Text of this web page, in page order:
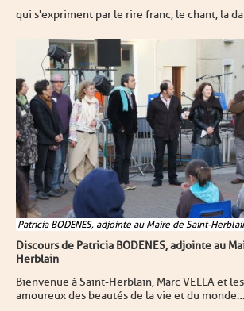
qui s'expriment par le rire franc, le chant, la
Patricia BODENES, adjointe au Maire de Saint-
Discours de Patricia BODENES, adjointe au
Herblain
Bienvenue à Saint-Herblain, Marc VELLA et
amoureux des beautés de la vie et du monde…